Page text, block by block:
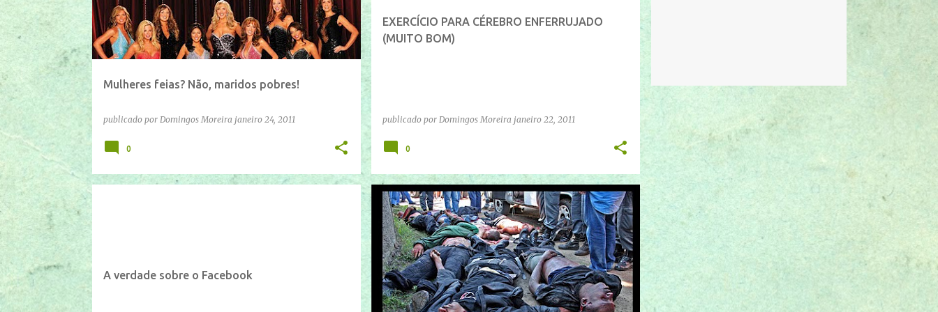
Mulheres feias? Não, maridos pobres!
publicado por Domingos Moreira janeiro 24, 2011
0
EXERCÍCIO PARA CÉREBRO ENFERRUJADO
(MUITO BOM)
publicado por Domingos Moreira janeiro 22, 2011
0
A verdade sobre o Facebook
dezembro 2021
1
fevereiro 2019
outubro 2018
agosto 2018
3
julho 2018
maio 2018
abril 2018
11
janeiro 2018
setembro 2017
3
agosto 2017
2